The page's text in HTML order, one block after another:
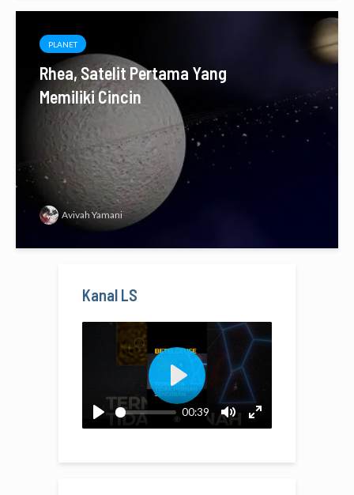
PLANET
Rhea, Satelit Pertama Yang
Memiliki Cincin
Avivah Yamani
Kanal LS